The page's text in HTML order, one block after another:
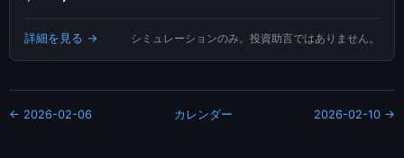
詳細を見る → シミュレーションのみ。投資助言ではありません。
← 2026-02-06 カレンダー 2026-02-10 →